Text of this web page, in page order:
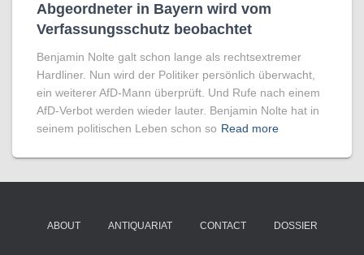
Abgeordneter in Bayern wird vom
Verfassungsschutz beobachtet
Benjamin Nolte galt schon lange als rechtsextremer
Hardliner. Nun wird der Politiker persönlich überwacht,
ein weiterer AfD-Mann überprüft. Und Rufe nach einem
AfD-Verbot werden wieder lauter. Benjamin Nolte hat in
seinem politischen Leben schon so Read more
ABOUT ANTIQUARIAT CONTACT DOSSIER